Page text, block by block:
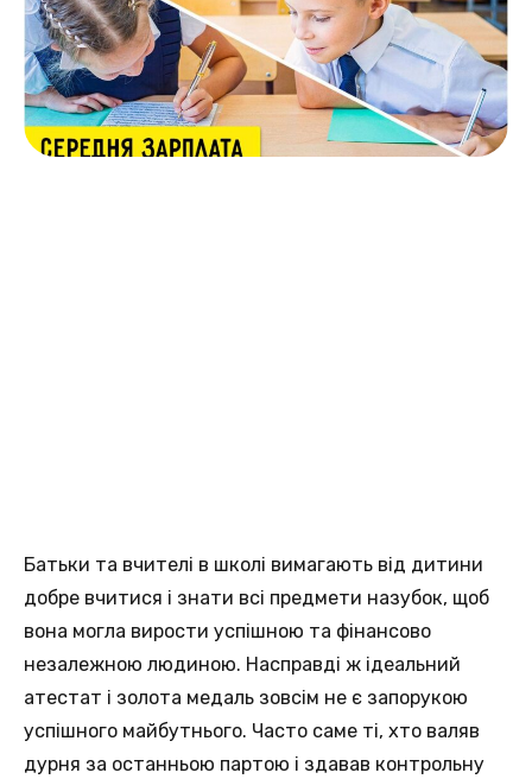
Батьки та вчителі в школі вимагають від дитини
добре вчитися і знати всі предмети назубок, щоб
вона могла вирости успішною та фінансово
незалежною людиною. Насправді ж ідеальний
атестат і золота медаль зовсім не є запорукою
успішного майбутнього. Часто саме ті, хто валяв
дурня за останньою партою і здавав контрольну